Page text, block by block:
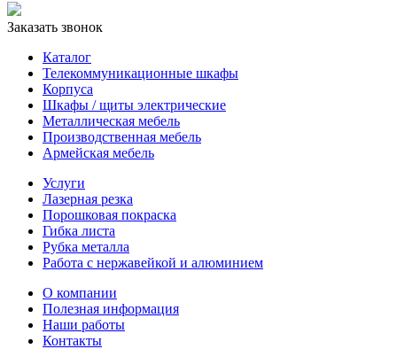
Заказать звонок
Каталог
Телекоммуникационные шкафы
Корпуса
Шкафы / щиты электрические
Металлическая мебель
Производственная мебель
Армейская мебель
Услуги
Лазерная резка
Порошковая покраска
Гибка листа
Рубка металла
Работа с нержавейкой и алюминием
О компании
Полезная информация
Наши работы
Контакты